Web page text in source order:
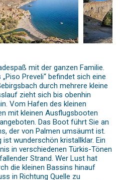
mit der ganzen Familie.
Preveli“ befindet sich eine
durch mehrere kleine
zieht sich bis obenhin
Vom Hafen des kleinen
mit kleinen Ausflugsbooten
Das Boot führt Sie an
der von Palmen umsäumt ist.
wunderschön kristallklar. Ein
in verschiedenen Türkis-Tönen
Strand. Wer Lust hat
die kleinen Bassins hinauf
in Richtung Quelle zu